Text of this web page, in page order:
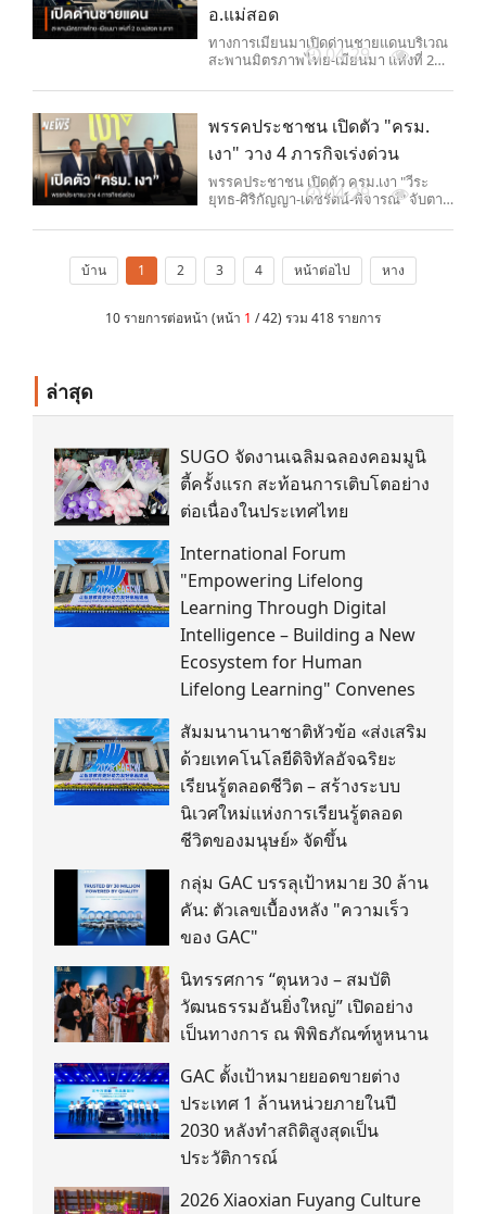
อ.แม่สอด
ทางการเมียนมาเปิดด่านชายแดนบริเวณ
สะพานมิตรภาพไทย-เมียนมา แห่งที่ 2
ภาคธุรกิจมอง ทำให้การค้าและการท่อง
04-29
พรรคประชาชน เปิดตัว "ครม.
เงา" วาง 4 ภารกิจเร่งด่วน
พรรคประชาชน เปิดตัว ครม.เงา "วีระ
ยุทธ-ศิริกัญญา-เดชรัตน์-พิจารณ์" จับตา
ติดตาม แสดงความเห็นให้ข้อเสนอแนะ
เดือน
04-29
บ้าน 1 2 3 4 หน้าต่อไป หาง
10 รายการต่อหน้า (หน้า 1 / 42) รวม 418 รายการ
ล่าสุด
SUGO จัดงานเฉลิมฉลองคอมมูนิ
ตี้ครั้งแรก สะท้อนการเติบโตอย่าง
ต่อเนื่องในประเทศไทย
International Forum
"Empowering Lifelong
Learning Through Digital
Intelligence – Building a New
Ecosystem for Human
Lifelong Learning" Convenes
สัมมนานานาชาติหัวข้อ «ส่งเสริม
ด้วยเทคโนโลยีดิจิทัลอัจฉริยะ
เรียนรู้ตลอดชีวิต – สร้างระบบ
นิเวศใหม่แห่งการเรียนรู้ตลอด
ชีวิตของมนุษย์» จัดขึ้น
กลุ่ม GAC บรรลุเป้าหมาย 30 ล้าน
คัน: ตัวเลขเบื้องหลัง "ความเร็ว
ของ GAC"
นิทรรศการ “ตุนหวง – สมบัติ
วัฒนธรรมอันยิ่งใหญ่” เปิดอย่าง
เป็นทางการ ณ พิพิธภัณฑ์หูหนาน
GAC ตั้งเป้าหมายยอดขายต่าง
ประเทศ 1 ล้านหน่วยภายในปี
2030 หลังทำสถิติสูงสุดเป็น
ประวัติการณ์
2026 Xiaoxian Fuyang Culture